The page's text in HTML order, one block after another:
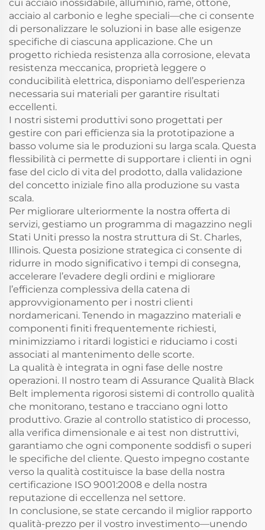
cui acciaio inossidabile, alluminio, rame, ottone,
acciaio al carbonio e leghe speciali—che ci consente
di personalizzare le soluzioni in base alle esigenze
specifiche di ciascuna applicazione. Che un
progetto richieda resistenza alla corrosione, elevata
resistenza meccanica, proprietà leggere o
conducibilità elettrica, disponiamo dell’esperienza
necessaria sui materiali per garantire risultati
eccellenti.
I nostri sistemi produttivi sono progettati per
gestire con pari efficienza sia la prototipazione a
basso volume sia le produzioni su larga scala. Questa
flessibilità ci permette di supportare i clienti in ogni
fase del ciclo di vita del prodotto, dalla validazione
del concetto iniziale fino alla produzione su vasta
scala.
Per migliorare ulteriormente la nostra offerta di
servizi, gestiamo un programma di magazzino negli
Stati Uniti presso la nostra struttura di St. Charles,
Illinois. Questa posizione strategica ci consente di
ridurre in modo significativo i tempi di consegna,
accelerare l’evadere degli ordini e migliorare
l’efficienza complessiva della catena di
approvvigionamento per i nostri clienti
nordamericani. Tenendo in magazzino materiali e
componenti finiti frequentemente richiesti,
minimizziamo i ritardi logistici e riduciamo i costi
associati al mantenimento delle scorte.
La qualità è integrata in ogni fase delle nostre
operazioni. Il nostro team di Assurance Qualità Black
Belt implementa rigorosi sistemi di controllo qualità
che monitorano, testano e tracciano ogni lotto
produttivo. Grazie al controllo statistico di processo,
alla verifica dimensionale e ai test non distruttivi,
garantiamo che ogni componente soddisfi o superi
le specifiche del cliente. Questo impegno costante
verso la qualità costituisce la base della nostra
certificazione ISO 9001:2008 e della nostra
reputazione di eccellenza nel settore.
In conclusione, se state cercando il miglior rapporto
qualità-prezzo per il vostro investimento—unendo